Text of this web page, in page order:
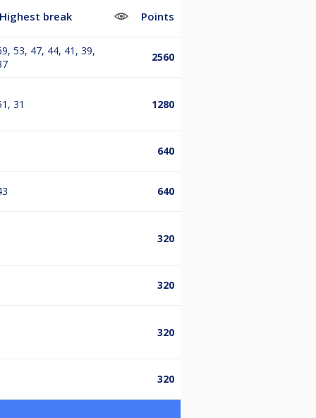
Highest break Points
53, 47, 44, 41, 39,
2560
31 1280
640
640
320
320
320
320